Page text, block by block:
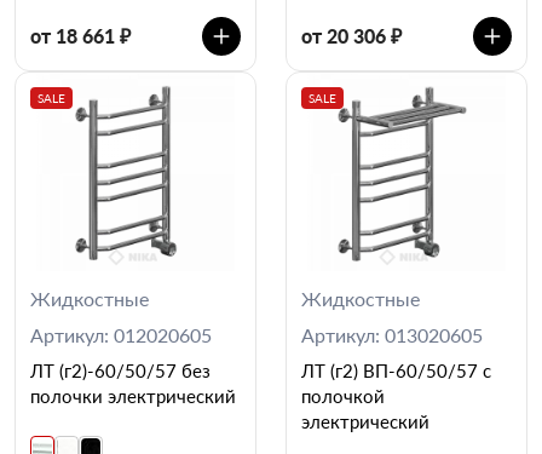
от 18 661 ₽ от 20 306 ₽
SALE
Жидкостные
Артикул: 012020605
ЛТ (г2)-60/50/57 без
полочки электрический
SALE
Жидкостные
Артикул: 013020605
ЛТ (г2) ВП-60/50/57 с
полочкой
электрический